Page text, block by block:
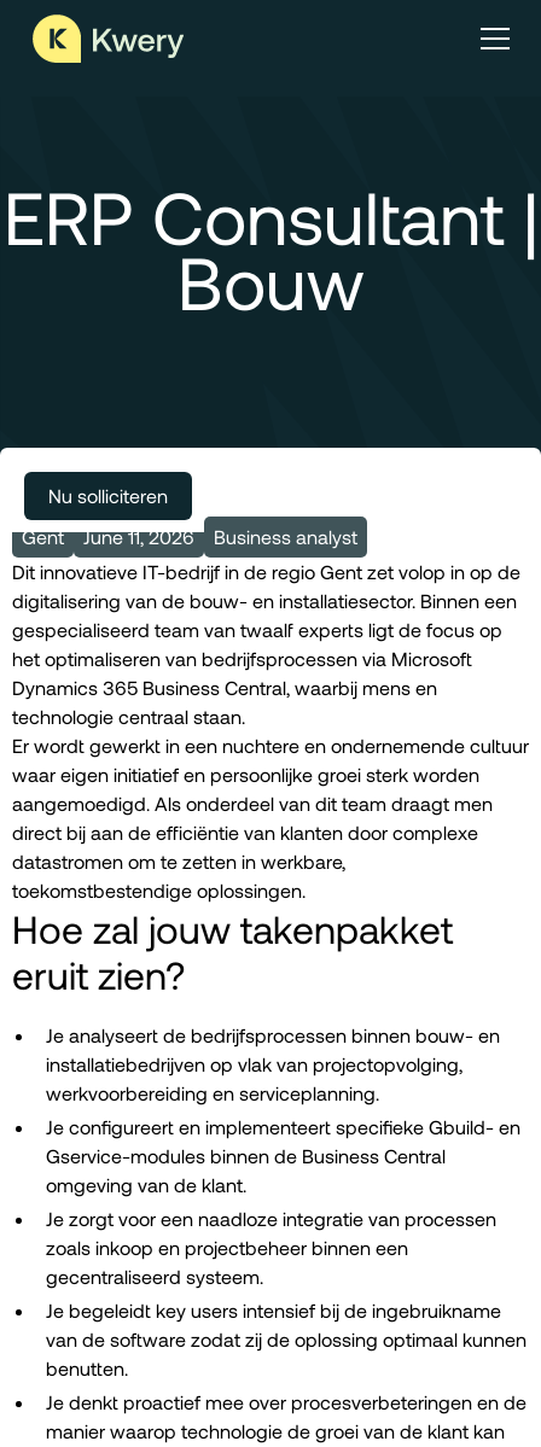
ERP Consultant |
Bouw
Meer vacatures
Gent June 11, 2026
Business analyst
Dit innovatieve IT-bedrijf in de regio Gent zet volop in op de
digitalisering van de bouw- en installatiesector. Binnen een
gespecialiseerd team van twaalf experts ligt de focus op
het optimaliseren van bedrijfsprocessen via Microsoft
Dynamics 365 Business Central, waarbij mens en
technologie centraal staan.
Er wordt gewerkt in een nuchtere en ondernemende cultuur
waar eigen initiatief en persoonlijke groei sterk worden
aangemoedigd. Als onderdeel van dit team draagt men
direct bij aan de efficiëntie van klanten door complexe
datastromen om te zetten in werkbare,
toekomstbestendige oplossingen.
Hoe zal jouw takenpakket
eruit zien?
Je analyseert de bedrijfsprocessen binnen bouw- en
installatiebedrijven op vlak van projectopvolging,
werkvoorbereiding en serviceplanning.
Je configureert en implementeert specifieke Gbuild- en
Gservice-modules binnen de Business Central
omgeving van de klant.
Je zorgt voor een naadloze integratie van processen
zoals inkoop en projectbeheer binnen een
gecentraliseerd systeem.
Je begeleidt key users intensief bij de ingebruikname
van de software zodat zij de oplossing optimaal kunnen
benutten.
Je denkt proactief mee over procesverbeteringen en de
manier waarop technologie de groei van de klant kan
Nu solliciteren